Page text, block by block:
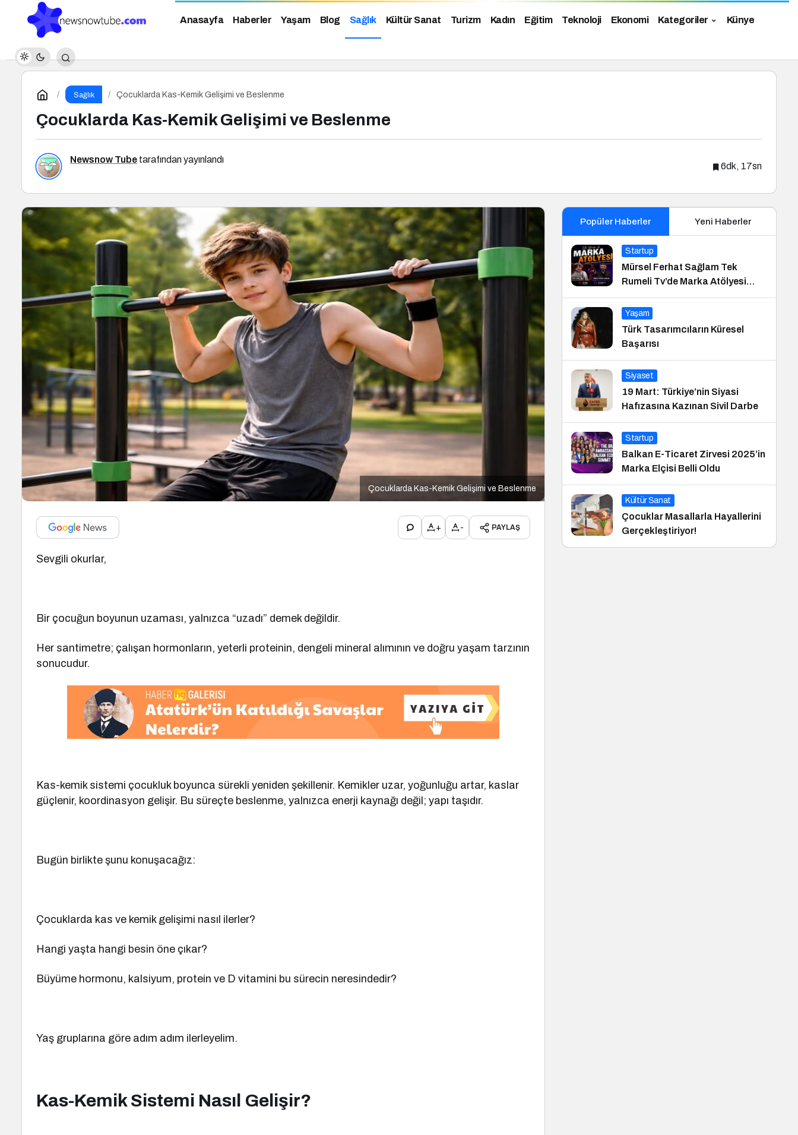
Anasayfa Haberler Yaşam Blog Sağlık Kültür Sanat Turizm Kadın Eğitim Teknoloji Ekonomi Kategoriler Künye
Sağlık Çocuklarda Kas-Kemik Gelişimi ve Beslenme
Çocuklarda Kas-Kemik Gelişimi ve Beslenme
Newsnow Tube tarafından yayınlandı
6dk, 17sn
Çocuklarda Kas-Kemik Gelişimi ve Beslenme
+ - PAYLAŞ
Sevgili okurlar,
Bir çocuğun boyunun uzaması, yalnızca “uzadı” demek değildir.
Her santimetre; çalışan hormonların, yeterli proteinin, dengeli mineral alımının ve doğru yaşam tarzının
sonucudur.
Kas-kemik sistemi çocukluk boyunca sürekli yeniden şekillenir. Kemikler uzar, yoğunluğu artar, kaslar
güçlenir, koordinasyon gelişir. Bu süreçte beslenme, yalnızca enerji kaynağı değil; yapı taşıdır.
Bugün birlikte şunu konuşacağız:
Çocuklarda kas ve kemik gelişimi nasıl ilerler?
Hangi yaşta hangi besin öne çıkar?
Büyüme hormonu, kalsiyum, protein ve D vitamini bu sürecin neresindedir?
Yaş gruplarına göre adım adım ilerleyelim.
Kas-Kemik Sistemi Nasıl Gelişir?
Popüler Haberler Yeni Haberler
Startup
Mürsel Ferhat Sağlam Tek
Rumeli Tv’de Marka Atölyesi
Programına Konuk Oldu
Yaşam
Türk Tasarımcıların Küresel
Başarısı
Siyaset
19 Mart: Türkiye’nin Siyasi
Hafızasına Kazınan Sivil Darbe
Startup
Balkan E-Ticaret Zirvesi 2025’in
Marka Elçisi Belli Oldu
Kültür Sanat
Çocuklar Masallarla Hayallerini
Gerçekleştiriyor!